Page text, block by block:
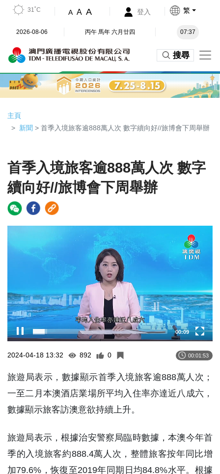
31˚C A A A 登入 繁
2026-08-06 丙午 馬年 六月廿四 07:37
搜尋
主頁
新聞 > 首季入境旅客逾888萬人次 數字續向好//旅博會下周舉辦
首季入境旅客逾888萬人次 數字
續向好//旅博會下周舉辦
00:10
2024-04-18 13:32 892 0 00:01:53
旅遊局表示，數據顯示首季入境旅客逾888萬人次；
一至二月本澳酒店業場所平均入住率亦達近八成六，
數據顯示旅客訪澳意欲持續上升。
旅遊局表示，根據治安警察局臨時數據，本澳今年首
季的入境旅客約888.4萬人次，整體旅客按年同比增
加79.6%，恢復至2019年同期日均84.8%水平。根據